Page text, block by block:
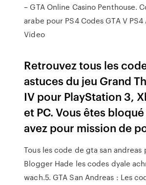
– GTA Online Casino Penthouse.
arabe pour PS4 Codes GTA V PS4
Video
Retrouvez tous les
astuces du jeu Grand
IV pour PlayStation 3,
et PC. Vous êtes
avez pour mission de
Tous les code de gta san andreas
Blogger Hade les codes dyale
wach.5. GTA San Andreas : Les